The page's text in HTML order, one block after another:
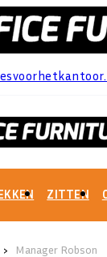
ZITTEN
› Manager Robson